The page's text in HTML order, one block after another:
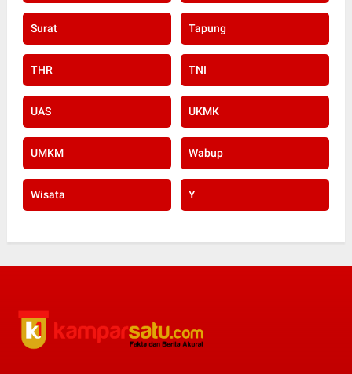
Surat Tapung
THR TNI
UAS UKMK
UMKM Wabup
Wisata Y